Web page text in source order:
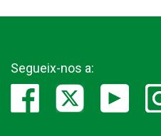
Segueix-nos a: